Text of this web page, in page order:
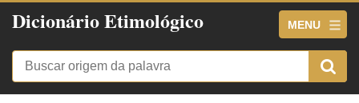
Dicionário Etimológico MENU